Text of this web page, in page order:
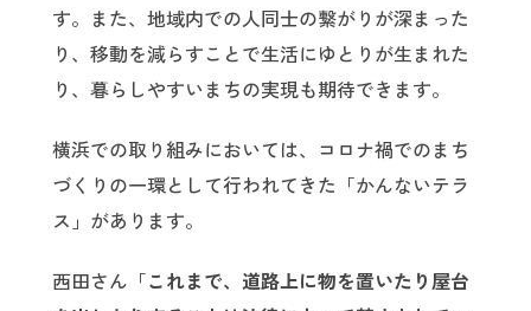
す。また、地域内での人同士の繋がりが深まった
り、移動を減らすことで生活にゆとりが生まれた
り、暮らしやすいまちの実現も期待できます。
横浜での取り組みにおいては、コロナ禍でのまち
づくりの一環として行われてきた「かんないテラ
ス」があります。
西田さん「これまで、道路上に物を置いたり屋台